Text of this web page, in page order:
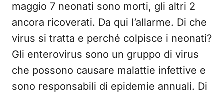
maggio 7 neonati sono morti, gli altri 2
ancora ricoverati. Da qui l’allarme. Di che
virus si tratta e perché colpisce i neonati?
Gli enterovirus sono un gruppo di virus
che possono causare malattie infettive e
sono responsabili di epidemie annuali. Di